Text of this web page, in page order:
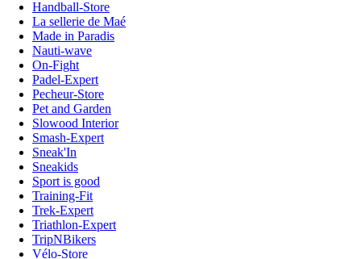
Handball-Store
La sellerie de Maé
Made in Paradis
Nauti-wave
On-Fight
Padel-Expert
Pecheur-Store
Pet and Garden
Slowood Interior
Smash-Expert
Sneak'In
Sneakids
Sport is good
Training-Fit
Trek-Expert
Triathlon-Expert
TripNBikers
Vélo-Store